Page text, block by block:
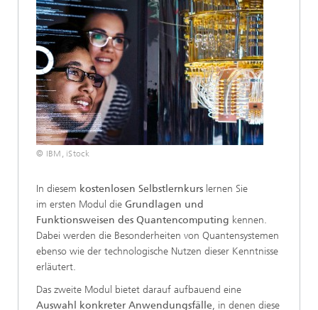
© IBM, iStock
In diesem kostenlosen Selbstlernkurs lernen Sie
im ersten Modul die Grundlagen und
Funktionsweisen des Quantencomputing kennen.
Dabei werden die Besonderheiten von Quantensystemen
ebenso wie der technologische Nutzen dieser Kenntnisse
erläutert.
Das zweite Modul bietet darauf aufbauend eine
Auswahl konkreter Anwendungsfälle, in denen diese